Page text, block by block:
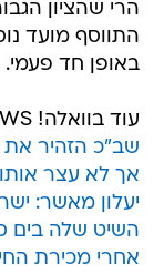
הרי שהציון
התווסף מועד
באופן חד פעמי.
עוד בוואלה! NEWS:
שב"כ הזהיר את
אך לא עצר אותו
יעלון מאשר:
השיט שלה בים
אחרי מכירת